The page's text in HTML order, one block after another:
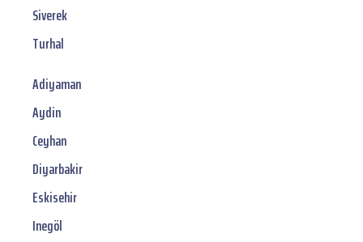
Siverek
Turhal
Adiyaman
Aydin
Ceyhan
Diyarbakir
Eskisehir
Inegöl